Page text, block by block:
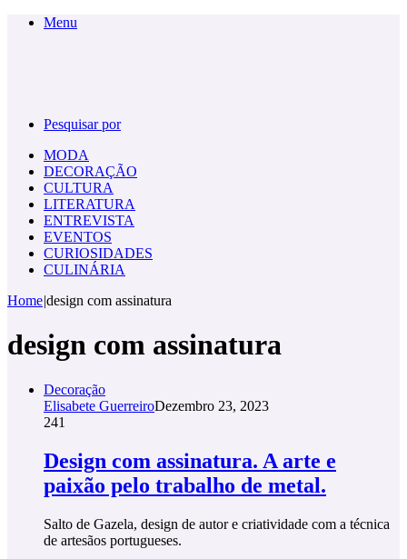
Menu
Pesquisar por
MODA
DECORAÇÃO
CULTURA
LITERATURA
ENTREVISTA
EVENTOS
CURIOSIDADES
CULINÁRIA
Home|design com assinatura
design com assinatura
Decoração
Elisabete GuerreiroDezembro 23, 2023
241
Design com assinatura. A arte e
paixão pelo trabalho de metal.
Salto de Gazela, design de autor e criatividade com a técnica
de artesãos portugueses.